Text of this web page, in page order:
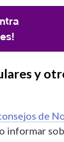
y
de
informar